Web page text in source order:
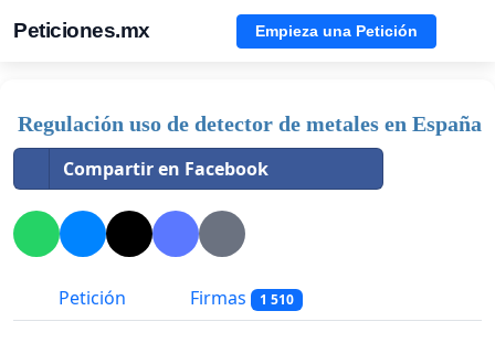
Peticiones.mx Empieza una Petición
Regulación uso de detector de metales en España
Compartir en Facebook
Petición Firmas 1 510